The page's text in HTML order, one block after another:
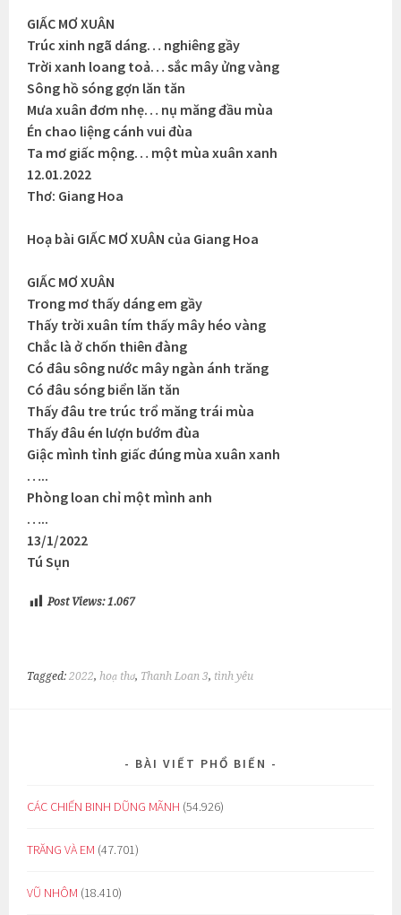
GIẤC MƠ XUÂN
Trúc xinh ngã dáng… nghiêng gầy
Trời xanh loang toả… sắc mây ửng vàng
Sông hồ sóng gợn lăn tăn
Mưa xuân đơm nhẹ… nụ măng đầu mùa
Én chao liệng cánh vui đùa
Ta mơ giấc mộng… một mùa xuân xanh
12.01.2022
Thơ: Giang Hoa
Hoạ bài GIẤC MƠ XUÂN của Giang Hoa
GIẤC MƠ XUÂN
Trong mơ thấy dáng em gầy
Thấy trời xuân tím thấy mây héo vàng
Chắc là ở chốn thiên đàng
Có đâu sông nước mây ngàn ánh trăng
Có đâu sóng biển lăn tăn
Thấy đâu tre trúc trổ măng trái mùa
Thấy đâu én lượn bướm đùa
Giậc mình tỉnh giấc đúng mùa xuân xanh
…..
Phòng loan chỉ một mình anh
…..
13/1/2022
Tú Sụn
Post Views: 1.067
Tagged:2022, hoạ thơ, Thanh Loan 3, tình yêu
BÀI VIẾT PHỔ BIẾN
CÁC CHIẾN BINH DŨNG MÃNH (54.926)
TRĂNG VÀ EM (47.701)
VŨ NHÔM (18.410)